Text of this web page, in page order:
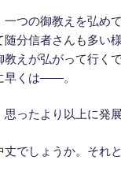
つの御教えを弘め
随分信者さんも多い
教えが弘がって行く
早くは――。
ったより以上に発展
でしょうか。それ